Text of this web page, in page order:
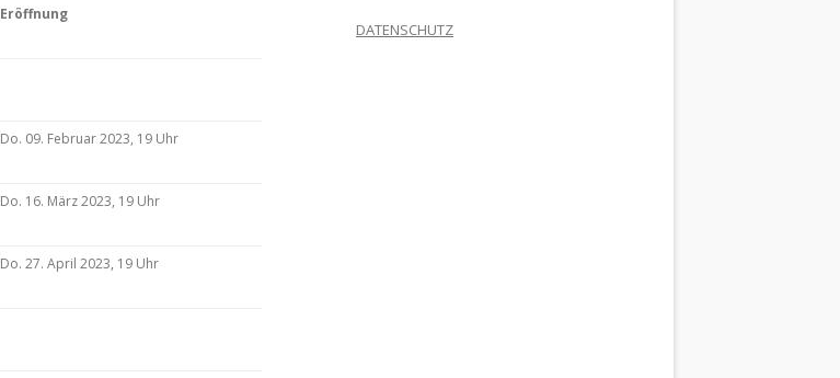
Eröffnung
Do. 09. Februar 2023, 19 Uhr
Do. 16. März 2023, 19 Uhr
Do. 27. April 2023, 19 Uhr
DATENSCHUTZ